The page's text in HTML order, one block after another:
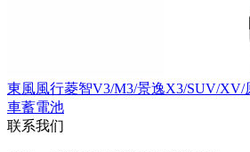
東風風行菱智V3/M3/景逸X3/SUV/XV/
車蓄電池
联系我们